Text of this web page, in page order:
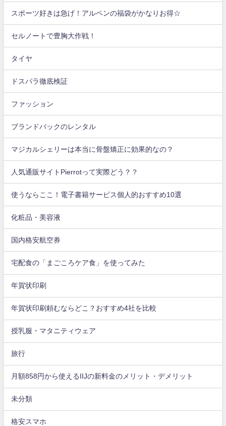
スポーツ好きは急げ！アルペンの福袋がかなりお得☆
セルノートで豊胸大作戦！
タイヤ
ドスパラ徹底検証
ファッション
ブランドバックのレンタル
マジカルシェリーは本当に骨盤矯正に効果的なの？
人気通販サイトPierrotって実際どう？？
使うならここ！電子書籍サービス個人的おすすめ10選
化粧品・美容液
国内格安航空券
宅配食の「まごころケア食」を使ってみた
年賀状印刷
年賀状印刷頼むならどこ？おすすめ4社を比較
授乳服・マタニティウェア
旅行
月額858円から使えるIIJの新料金のメリット・デメリット
未分類
格安スマホ